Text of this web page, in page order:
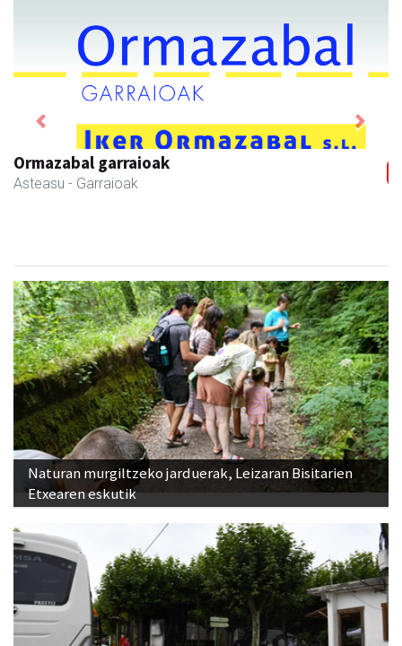
Ados muntaiak
Asteasu - Muntaiak
Previous Next
Naturan murgiltzeko jarduerak, Leizaran Bisitarien
Etxearen eskutik